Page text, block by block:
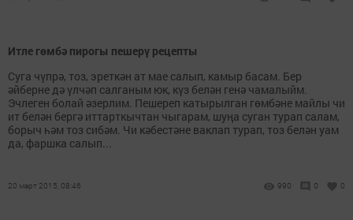
Итле гөмбә пирогы пешерү рецепты
Суга чүпрә, тоз, эреткән ат мае салып, камыр басам. Бер
әйберне дә үлчәп салганым юк, күз белән генә чамалыйм.
Эчлеген болай әзерлим. Пешереп катырылган гөмбәне майлы чи
ит белән бергә иттарткычтан чыгарам, шуңа суган турап салам,
борыч һәм тоз сибәм. Чи кәбестәне ваклап турап, тоз белән уам
да, фаршка салып...
20 март 2015, 08:46 990 0 0